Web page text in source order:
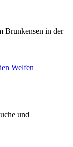
Brunkensen in der
Welfen
und